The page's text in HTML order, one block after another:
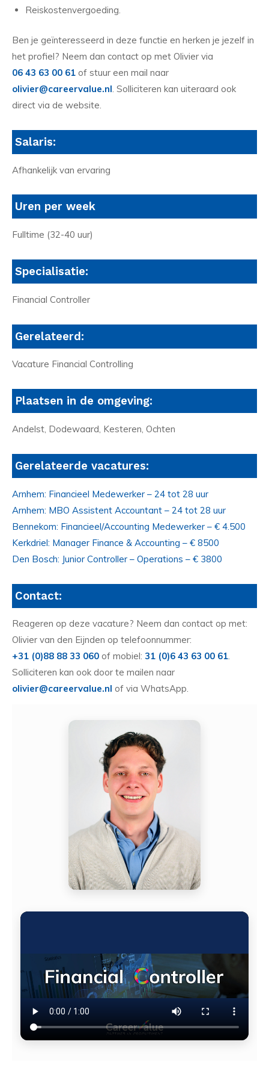
Reiskostenvergoeding.
Ben je geïnteresseerd in deze functie en herken je jezelf in
het profiel? Neem dan contact op met Olivier via
06 43 63 00 61 of stuur een mail naar
olivier@careervalue.nl. Solliciteren kan uiteraard ook
direct via de website.
Salaris:
Afhankelijk van ervaring
Uren per week
Fulltime (32-40 uur)
Specialisatie:
Financial Controller
Gerelateerd:
Vacature Financial Controlling
Plaatsen in de omgeving:
Andelst, Dodewaard, Kesteren, Ochten
Gerelateerde vacatures:
Arnhem: Financieel Medewerker – 24 tot 28 uur
Arnhem: MBO Assistent Accountant – 24 tot 28 uur
Bennekom: Financieel/Accounting Medewerker – € 4.500
Kerkdriel: Manager Finance & Accounting – € 8500
Den Bosch: Junior Controller – Operations – € 3800
Contact:
Reageren op deze vacature? Neem dan contact op met:
Olivier van den Eijnden op telefoonnummer:
+31 (0)88 88 33 060 of mobiel: 31 (0)6 43 63 00 61.
Solliciteren kan ook door te mailen naar
olivier@careervalue.nl of via WhatsApp.